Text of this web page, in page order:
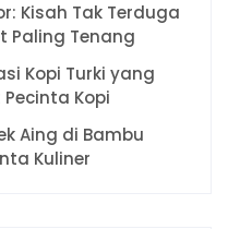
Kisah Tak Terduga
Paling Tenang
Kopi Turki yang
Kopi
Aing di Bambu
Kuliner